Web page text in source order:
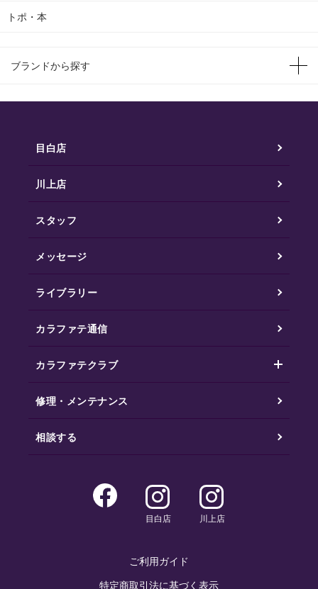
トポ・本
ブランドから探す
目白店
川上店
スタッフ
メッセージ
ライブラリー
カラファテ通信
カラファテクラブ
修理・メンテナンス
相談する
目白店 川上店
ご利用ガイド
特定商取引法に基づく表示